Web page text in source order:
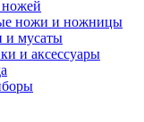
ножи и ножницы
и мусаты
и аксессуары